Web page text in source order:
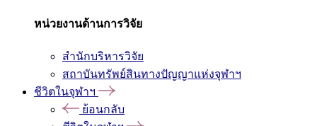
หน่วยงานด้านการวิจัย
สำนักบริหารวิจัย
สถาบันทรัพย์สินทางปัญญาแห่งจุฬาฯ
ชีวิตในจุฬาฯ
ย้อนกลับ